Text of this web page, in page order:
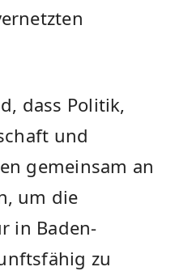
dass ⁣Politik,
und
gemeinsam an
um die
in Baden-
zu